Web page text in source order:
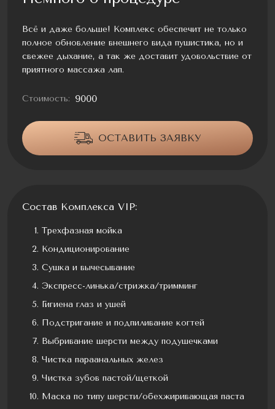
Всё и даже больше! Комплекс обеспечит не только
полное обновление внешнего вида пушистика, но и
свежее дыхание, а так же доставит удовольствие от
приятного массажа лап.
Стоимость: 9000
ОСТАВИТЬ ЗАЯВКУ
Состав Комплекса VIP:
Трехфазная мойка
Кондиционирование
Сушка и вычесывание
Экспресс-линька/стрижка/тримминг
Гигиена глаз и ушей
Подстригание и подпиливание когтей
Выбривание шерсти между подушечками
Чистка параанальных желез
Чистка зубов пастой/щеткой
Маска по типу шерсти/обехжиривающая паста